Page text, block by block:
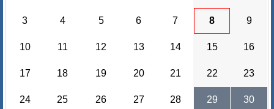
3 4 5 6 7 8 9
10 11 12 13 14 15 16
17 18 19 20 21 22 23
24 25 26 27 28 29 30